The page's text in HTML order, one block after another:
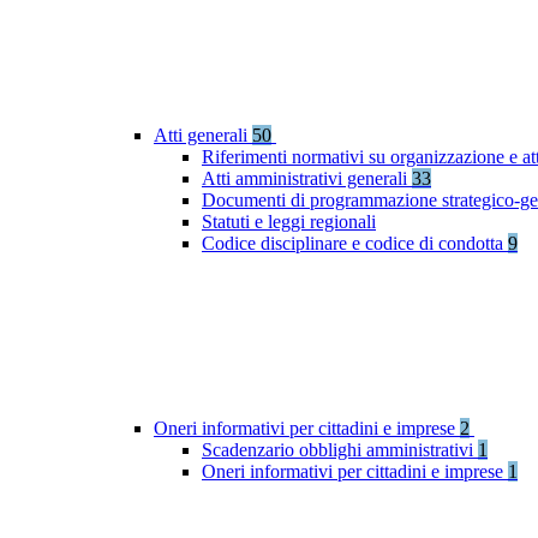
Atti generali 50
Riferimenti normativi su organizzazione e
Atti amministrativi generali 33
Documenti di programmazione strategico-
Statuti e leggi regionali
Codice disciplinare e codice di condotta 9
Oneri informativi per cittadini e imprese 2
Scadenzario obblighi amministrativi 1
Oneri informativi per cittadini e imprese 1